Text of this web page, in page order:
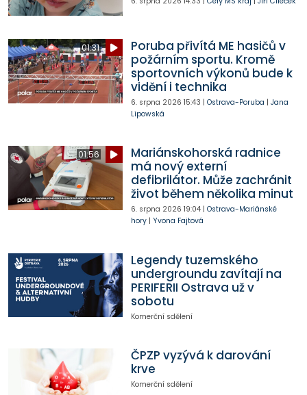
01:31
Poruba přivítá ME hasičů v
požárním sportu. Kromě
sportovních výkonů bude k
vidění i technika
6. srpna 2026 15:43 | Ostrava-Poruba | Jana
Lipowská
01:56
Mariánskohorská radnice
má nový externí
defibrilátor. Může zachránit
život během několika minut
6. srpna 2026 19:04| Ostrava-Mariánské
hory| Yvona Fajtová
Legendy tuzemského
undergroundu zavítají na
PERIFERII Ostrava už v
sobotu
Komerční sdělení
ČPZP vyzývá k darování
krve
Komerční sdělení